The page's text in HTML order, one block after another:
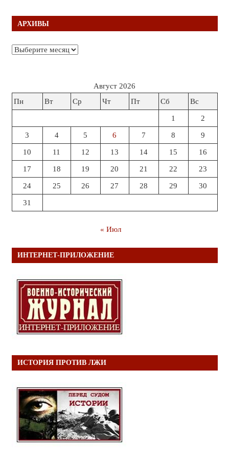
АРХИВЫ
Архивы
Август 2026
Пн
Вт Ср Чт Пт Сб Вс
1 2
3 4 5 6 7 8 9
10 11 12 13 14 15 16
17 18 19 20 21 22 23
24 25 26 27 28 29 30
31
« Июл
ИНТЕРНЕТ-ПРИЛОЖЕНИЕ
ИСТОРИЯ ПРОТИВ ЛЖИ